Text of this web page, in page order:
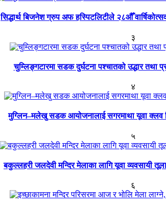
सिद्धार्थ बिजनेश ग्रुप अफ हस्पिटलिटीले २८औँ
३
चुम्लिङ्गटारमा सडक दुर्घटना पश्चातको उद्धार तथा
४
मुग्लिन–मलेखु सडक आयोजनालाई सगरमाथा यूवा क्लव
५
बकुल्लहरी जलदेवी मन्दिर मेलाका लागि यूवा व्यवसायी
६